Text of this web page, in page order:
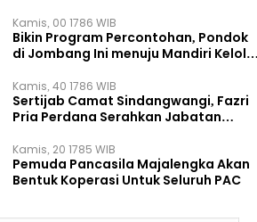
Kamis, 00 1786 WIB
Bikin Program Percontohan, Pondok
di Jombang Ini menuju Mandiri Kelola
Kamis, 40 1786 WIB
Sertijab Camat Sindangwangi, Fazri
Pria Perdana Serahkan Jabatan
Kamis, 20 1785 WIB
Pemuda Pancasila Majalengka Akan
Bentuk Koperasi Untuk Seluruh PAC